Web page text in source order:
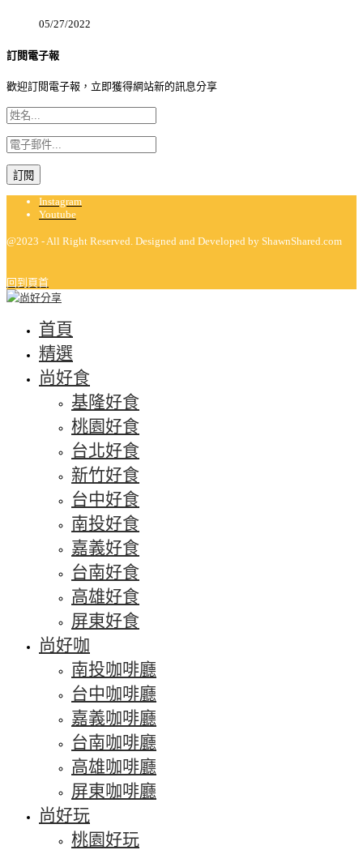
05/27/2022
訂閱電子報
歡迎訂閱電子報，立即獲得網站新的訊息分享
Instagram
Youtube
@2023 - All Right Reserved. Designed and Developed by ShawnShared.com
回到頁首
首頁
精選
尚好食
基隆好食
桃園好食
台北好食
新竹好食
台中好食
南投好食
嘉義好食
台南好食
高雄好食
屏東好食
尚好咖
南投咖啡廳
台中咖啡廳
嘉義咖啡廳
台南咖啡廳
高雄咖啡廳
屏東咖啡廳
尚好玩
桃園好玩